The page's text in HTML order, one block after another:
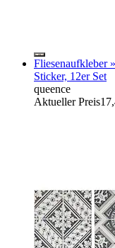
Fliesenaufkleber
Sticker, 12er Set
queence
Aktueller Preis